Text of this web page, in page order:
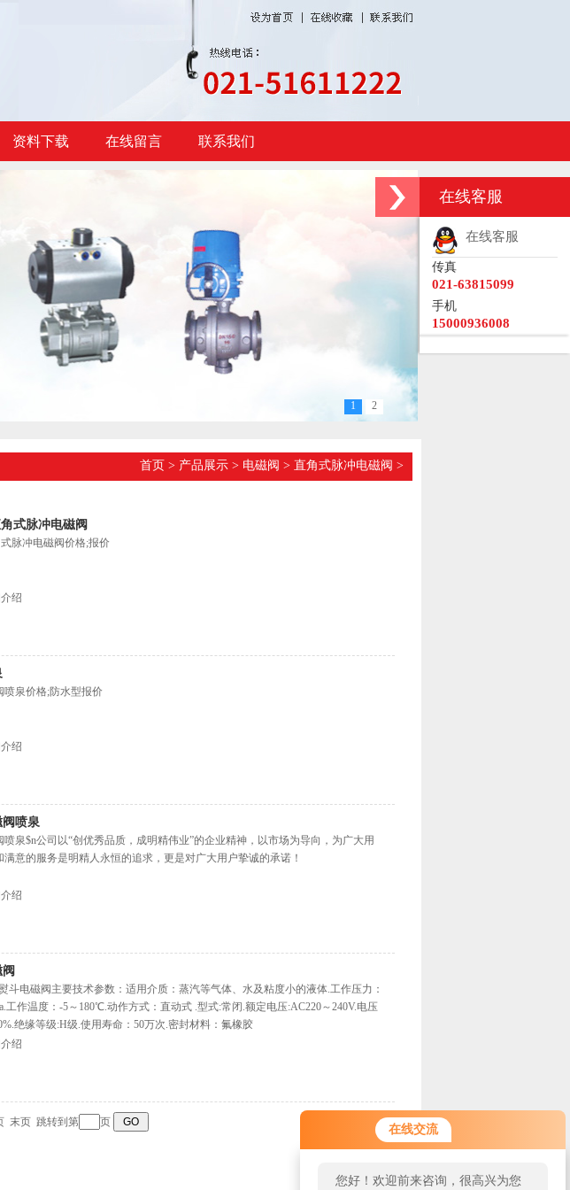
在线交流
您好！欢迎前来咨询，很高兴为您
资料下载 在线留言 联系我们
1 2
首页 > 产品展示> 电磁阀 > 直角式脉冲电磁阀 >
式脉冲电磁阀
脉冲电磁阀价格;报价
绍
喷泉价格;防水型报价
绍
阀喷泉
喷泉$n公司以“创优秀品质，成明精伟业”的企业精神，以市场为导向，为广大用
满意的服务是明精人永恒的追求，更是对广大用户挚诚的承诺！
绍
斗电磁阀主要技术参数：适用介质：蒸汽等气体、水及粘度小的液体.工作压力：
工作温度：-5～180℃.动作方式：直动式 .型式:常闭.额定电压:AC220～240V.电压
绝缘等级:H级.使用寿命：50万次.密封材料：氟橡胶
绍
末页 跳转到第 页
在线客服
在线客服
传真
021-63815099
手机
15000936008